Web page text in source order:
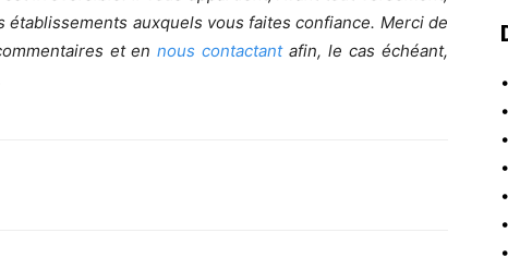
auxquels vous faites confiance. Merci de
et ennous contactantafin, le cas échéant,
•
•
•
•
•
•
•